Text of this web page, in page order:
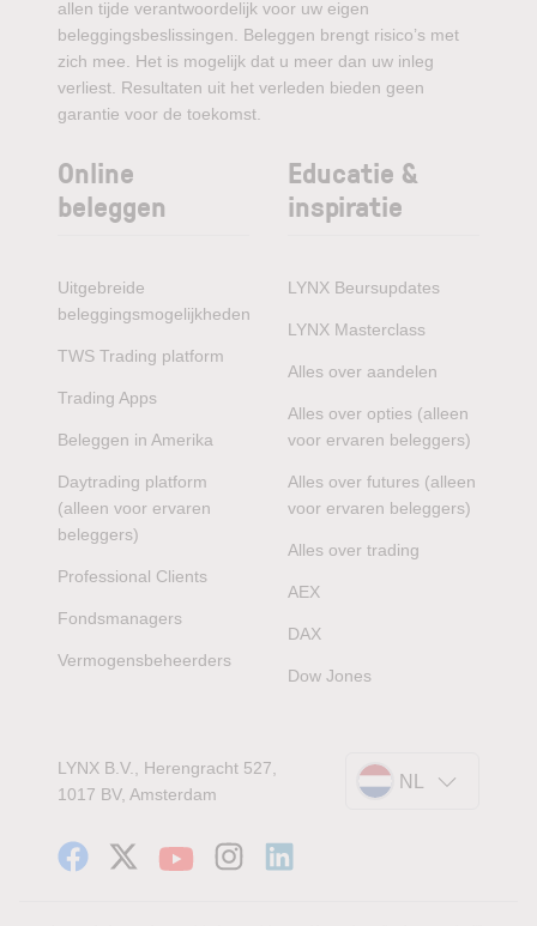
allen tijde verantwoordelijk voor uw eigen
beleggingsbeslissingen. Beleggen brengt risico’s met
zich mee. Het is mogelijk dat u meer dan uw inleg
verliest. Resultaten uit het verleden bieden geen
garantie voor de toekomst.
Online
beleggen
Uitgebreide
beleggingsmogelijkheden
TWS Trading platform
Trading Apps
Beleggen in Amerika
Daytrading platform
(alleen voor ervaren
beleggers)
Professional Clients
Fondsmanagers
Vermogensbeheerders
Educatie &
inspiratie
LYNX Beursupdates
LYNX Masterclass
Alles over aandelen
Alles over opties (alleen
voor ervaren beleggers)
Alles over futures (alleen
voor ervaren beleggers)
Alles over trading
AEX
DAX
Dow Jones
LYNX B.V., Herengracht 527,
1017 BV, Amsterdam
NL